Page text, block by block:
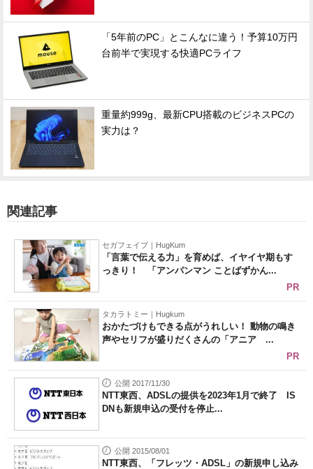
「5年前のPC」とこんなに違う！予算10万円
台前半で実現する快適PCライフ
重量約999g、最新CPU搭載のビジネスPCの
実力は？
関連記事
セガフェイブ｜HugKum
「言葉で伝える力」を育めば、イヤイヤ期もす
っきり！ 「アンパンマン ことばずかん...
PR
タカラトミー｜Hugkum
おかたづけもできる点がうれしい！ 動物の鳴き
声やセリフが盛りだくさんの「アニア ...
PR
公開 2017/11/30
NTT東西、ADSLの提供を2023年1月で終了 IS
DNも新規申込の受付を停止...
公開 2015/08/01
NTT東西、「フレッツ・ADSL」の新規申し込み